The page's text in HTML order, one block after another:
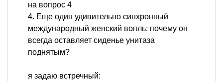
на вопрос 4
4. Еще один удивительно синхронный
международный женский вопль: почему он
всегда оставляет сиденье унитаза
поднятым?
я задаю встречный: